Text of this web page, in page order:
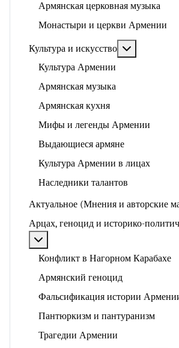
Армянская церковная музыка
Монастыри и церкви Армении
Культура и искусство
Культура Армении
Армянская музыка
Армянская кухня
Мифы и легенды Армении
Выдающиеся армяне
Культура Армении в лицах
Наследники талантов
Актуальное (Мнения и авторские
Арцах, геноцид и историко-
Конфликт в Нагорном Карабахе
Армянский геноцид
Фальсификация истории
Пантюркизм и пантуранизм
Трагедии Армении